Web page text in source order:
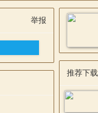
举报
推荐下载